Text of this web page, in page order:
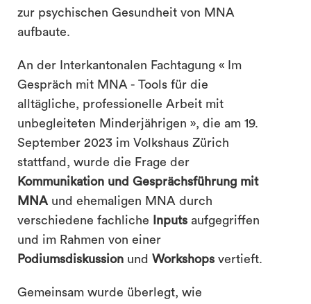
zur psychischen Gesundheit von MNA
aufbaute.
An der Interkantonalen Fachtagung « Im
Gespräch mit MNA - Tools für die
alltägliche, professionelle Arbeit mit
unbegleiteten Minderjährigen », die am 19.
September 2023 im Volkshaus Zürich
stattfand, wurde die Frage der
Kommunikation und Gesprächsführung mit
MNAund ehemaligen MNA durch
verschiedene fachliche Inputsaufgegriffen
und im Rahmen von einer
Podiumsdiskussionund Workshopsvertieft.
Gemeinsam wurde überlegt, wie